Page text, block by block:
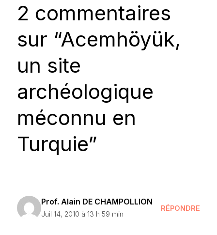
2 commentaires
sur “Acemhöyük,
un site
archéologique
méconnu en
Turquie”
Prof. Alain DE CHAMPOLLION
Juil 14, 2010 à 13 h 59 min
RÉPONDRE